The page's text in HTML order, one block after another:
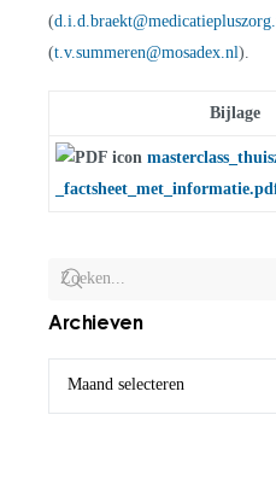
Archieven
(
(t.v.summeren@mosadex.nl).
Bijlage